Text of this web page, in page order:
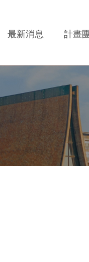
最新消息 計畫